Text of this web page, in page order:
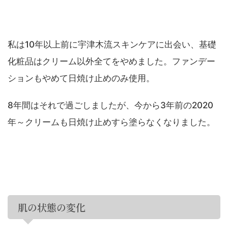
私は10年以上前に宇津木流スキンケアに出会い、基礎
化粧品はクリーム以外全てをやめました。ファンデー
ションもやめて日焼け止めのみ使用。
8年間はそれで過ごしましたが、今から3年前の2020
年～クリームも日焼け止めすら塗らなくなりました。
肌の状態の変化